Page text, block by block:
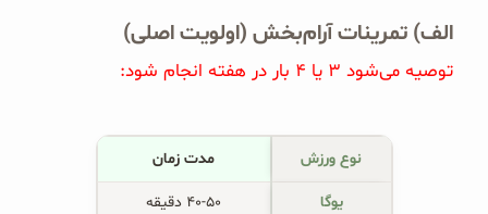
الف) تمرینات آرام‌بخش (اولویت اصلی)
توصیه می‌شود ۳ یا ۴ بار در هفته انجام شود:
نوع ورزش مدت زمان
یوگا
۴۰-۵۰ دقیقه